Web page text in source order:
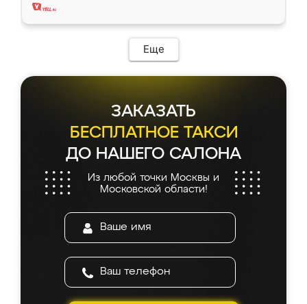
Еще
ЗАКАЗАТЬ
БЕСПЛАТНОЕ ТАКСИ
ДО НАШЕГО САЛОНА
Из любой точки Москвы и
Московской области!